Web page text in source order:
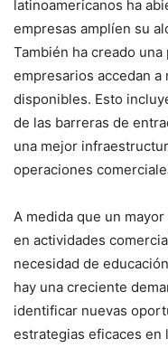
latinoamericanos ha
empresas amplíen su
También ha creado
empresarios accedan
disponibles. Esto
de las barreras de
una mejor
operaciones
A medida que un
en actividades
necesidad de
hay una creciente
identificar nuevas
estrategias eficaces en